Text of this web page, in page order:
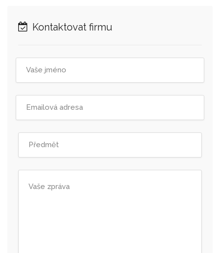
Kontaktovat firmu